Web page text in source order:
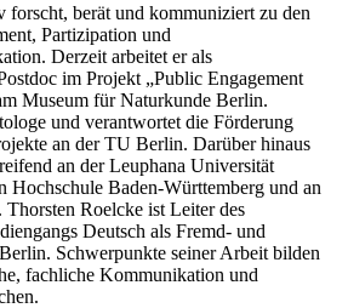
berät und kommuniziert zu den
Partizipation und
Derzeit arbeitet er als
im Projekt „Public Engagement
Museum für Naturkunde Berlin.
und verantwortet die Förderung
an der TU Berlin. Darüber hinaus
an der Leuphana Universität
Hochschule Baden-Württemberg und an
Roelcke ist Leiter des
Deutsch als Fremd- und
Schwerpunkte seiner Arbeit bilden
fachliche Kommunikation und